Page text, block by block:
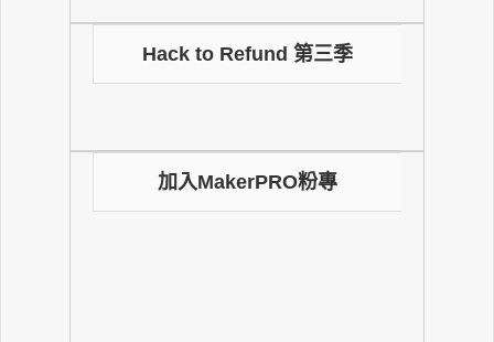
Hack to Refund 第三季
加入MakerPRO粉專